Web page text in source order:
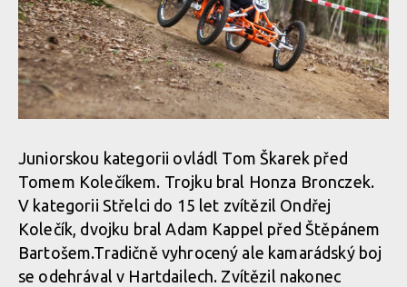
Juniorskou kategorii ovládl Tom Škarek před
Tomem Kolečíkem. Trojku bral Honza Bronczek.
V kategorii Střelci do 15 let zvítězil Ondřej
Kolečík, dvojku bral Adam Kappel před Štěpánem
Bartošem.Tradičně vyhrocený ale kamarádský boj
se odehrával v Hartdailech. Zvítězil nakonec